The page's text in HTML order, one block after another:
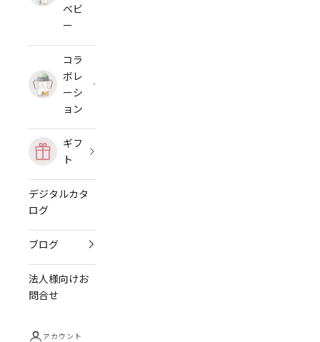
ベビ
ー
コラ
ボレ
ーシ
ョン
ギフ
ト
デジタルカタ
ログ
ブログ
法人様向けお
問合せ
アカウント